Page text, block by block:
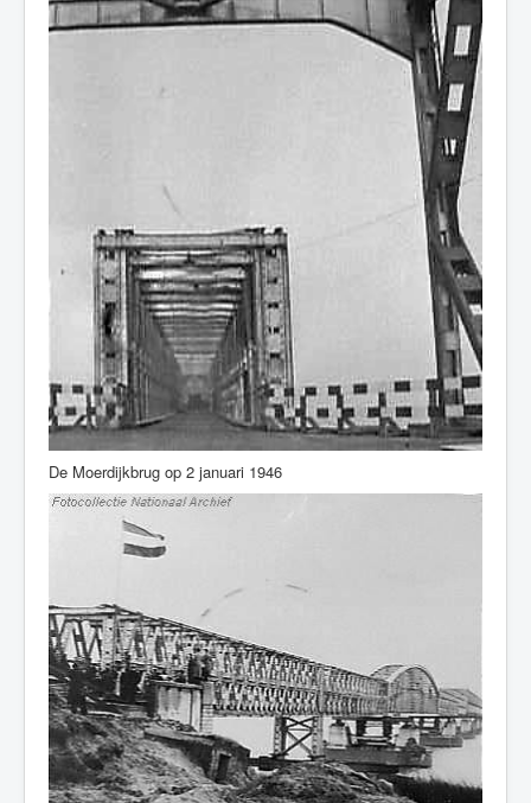
De Moerdijkbrug op 2 januari 1946